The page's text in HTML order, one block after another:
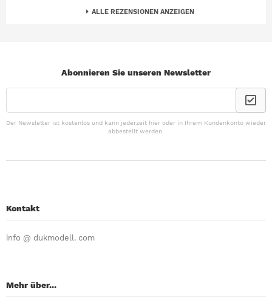
ALLE REZENSIONEN ANZEIGEN
Abonnieren Sie unseren Newsletter
Der Newsletter ist kostenlos und kann jederzeit hier oder in Ihrem Kundenkonto wieder
abbestellt werden.
Kontakt
info @ dukmodell. com
Mehr über...